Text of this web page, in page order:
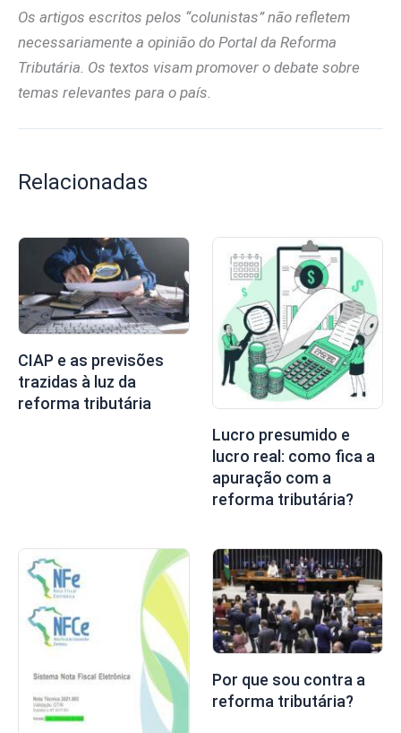
Os artigos escritos pelos “colunistas” não refletem
necessariamente a opinião do Portal da Reforma
Tributária. Os textos visam promover o debate sobre
temas relevantes para o país.
Relacionadas
CIAP e as previsões
trazidas à luz da
reforma tributária
Lucro presumido e
lucro real: como fica a
apuração com a
reforma tributária?
Por que sou contra a
reforma tributária?